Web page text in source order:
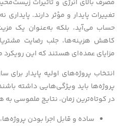
مصرف بالای انرژی و تأثیرات
تغییرات پایدار و مؤثر دارند.
حساب می‌آید، بلکه به‌عنوان یک
کاهش هزینه‌ها، جلب رضایت
مزایای عمده‌ای هستند که این رویکرد
انتخاب پروژه‌های اولیه پایدار برای
پروژه‌ها باید ویژگی‌هایی داشته
در کوتاه‌ترین زمان، نتایج ملموسی
ساده و قابل اجرا بودن